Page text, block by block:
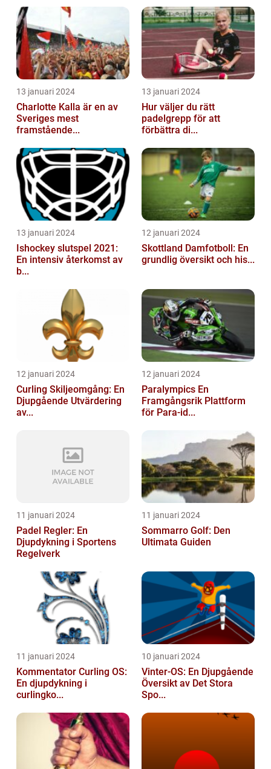
13 januari 2024
Charlotte Kalla är en av
Sveriges mest
framstående...
13 januari 2024
Hur väljer du rätt
padelgrepp för att
förbättra di...
13 januari 2024
Ishockey slutspel 2021:
En intensiv återkomst av
b...
12 januari 2024
Skottland Damfotboll: En
grundlig översikt och his...
12 januari 2024
Curling Skiljeomgång: En
Djupgående Utvärdering
av...
12 januari 2024
Paralympics En
Framgångsrik Plattform
för Para-id...
11 januari 2024
Padel Regler: En
Djupdykning i Sportens
Regelverk
11 januari 2024
Sommarro Golf: Den
Ultimata Guiden
11 januari 2024
Kommentator Curling OS:
En djupdykning i
curlingko...
10 januari 2024
Vinter-OS: En Djupgående
Översikt av Det Stora
Spo...